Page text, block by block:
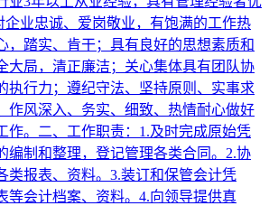
企业忠诚、爱岗敬业，有饱满的工作热
，踏实、肯干；具有良好的思想素质和
大局，清正廉洁；关心集体具有团队协
执行力；遵纪守法、坚持原则、实事求
作风深入、务实、细致、热情耐心做好
作。二、工作职责：1.及时完成原始凭
编制和整理，登记管理各类合同。2.协
类报表、资料。3.装订和保管会计凭
等会计档案、资料。4.向领导提供真